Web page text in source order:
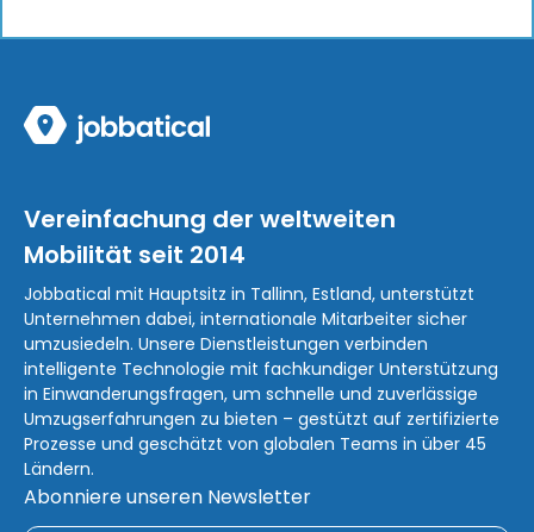
Vereinfachung der weltweiten
Mobilität seit 2014
Jobbatical mit Hauptsitz in Tallinn, Estland, unterstützt
Unternehmen dabei, internationale Mitarbeiter sicher
umzusiedeln. Unsere Dienstleistungen verbinden
intelligente Technologie mit fachkundiger Unterstützung
in Einwanderungsfragen, um schnelle und zuverlässige
Umzugserfahrungen zu bieten – gestützt auf zertifizierte
Prozesse und geschätzt von globalen Teams in über 45
Ländern.
Abonniere unseren Newsletter